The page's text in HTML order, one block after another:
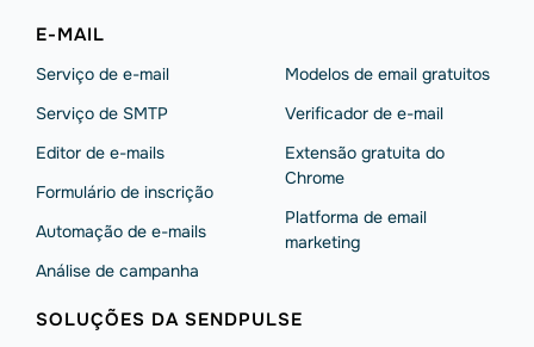
E-MAIL
Serviço de e-mail
Serviço de SMTP
Editor de e-mails
Formulário de inscrição
Automação de e-mails
Análise de campanha
Modelos de email gratuitos
Verificador de e-mail
Extensão gratuita do
Chrome
Platforma de email
marketing
SOLUÇÕES DA SENDPULSE